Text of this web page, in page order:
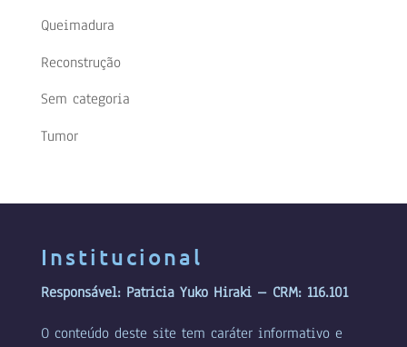
Queimadura
Reconstrução
Sem categoria
Tumor
Institucional
Responsável: Patricia Yuko Hiraki – CRM: 116.101
O conteúdo deste site tem caráter informativo e